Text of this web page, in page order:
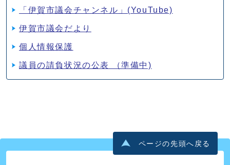
「伊賀市議会チャンネル」(YouTube)
伊賀市議会だより
個人情報保護
議員の請負状況の公表 （準備中)
ページの先頭へ戻る